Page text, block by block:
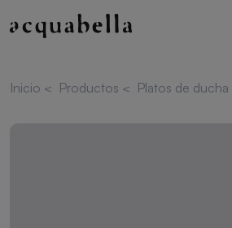
Inicio < Productos < Platos de ducha